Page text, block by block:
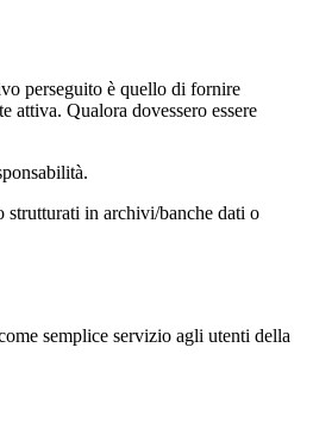
perseguito è quello di fornire
attiva. Qualora dovessero essere
strutturati in archivi/banche dati o
semplice servizio agli utenti della